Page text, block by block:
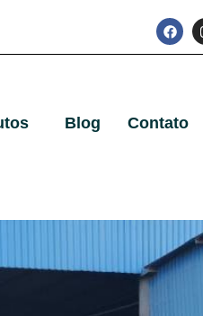
Blog Contato